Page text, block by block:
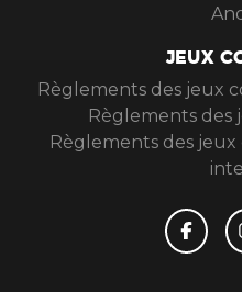
JEUX
Règlements des jeux
Règlements des
Règlements des